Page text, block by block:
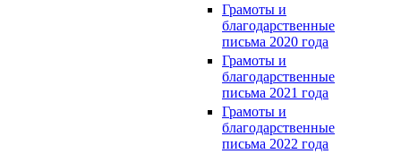
Грамоты и
благодарственные
письма 2020 года
Грамоты и
благодарственные
письма 2021 года
Грамоты и
благодарственные
письма 2022 года